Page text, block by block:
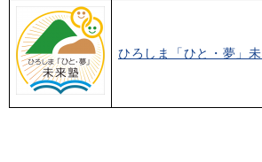
ひろしま「ひと・夢」